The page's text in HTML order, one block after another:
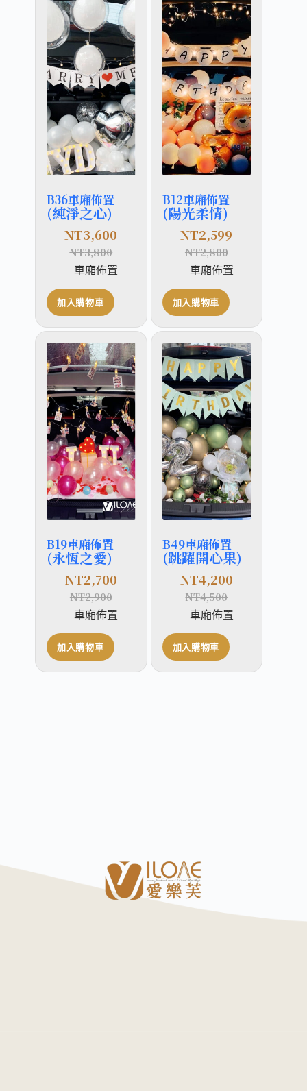
B36車廂佈置
(純淨之心)
NT3,800
NT3,600
車廂佈置
加入購物車
B12車廂佈置
(陽光柔情)
NT2,800
NT2,599
車廂佈置
加入購物車
B19車廂佈置
(永恆之愛)
NT2,900
NT2,700
車廂佈置
加入購物車
B49車廂佈置
(跳躍開心果)
NT4,500
NT4,200
車廂佈置
加入購物車